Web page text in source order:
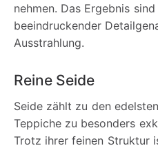
nehmen. Das Ergebnis
beeindruckender
Ausstrahlung.
Reine Seide
Seide zählt zu den
Teppiche zu besonders
Trotz ihrer feinen Struktur